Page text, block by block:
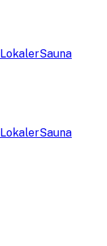
LokalerSauna
LokalerSauna